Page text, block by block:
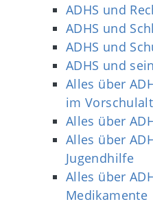
ADHS und
ADHS und
ADHS und
ADHS und
Alles über
im
Alles über
Alles über
Jugendhilfe
Alles über
Medikamente